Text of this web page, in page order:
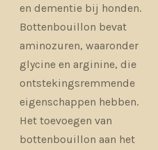
en dementie bij honden.
Bottenbouillon bevat
aminozuren, waaronder
glycine en arginine, die
ontstekingsremmende
eigenschappen hebben.
Het toevoegen van
bottenbouillon aan het